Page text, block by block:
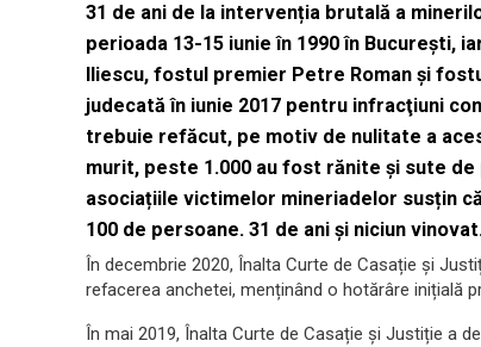
31 de ani de la intervenția brutală a
perioada 13-15 iunie în 1990 în București,
Iliescu, fostul premier Petre Roman şi
judecată în iunie 2017 pentru infracţiuni
trebuie refăcut, pe motiv de nulitate a
murit, peste 1.000 au fost rănite și sute
asociațiile victimelor mineriadelor susțin
100 de persoane. 31 de ani și niciun
În decembrie 2020, Înalta Curte de Casație și
refacerea anchetei, menținând o hotărâre inițială
În mai 2019, Înalta Curte de Casație și Justiție a